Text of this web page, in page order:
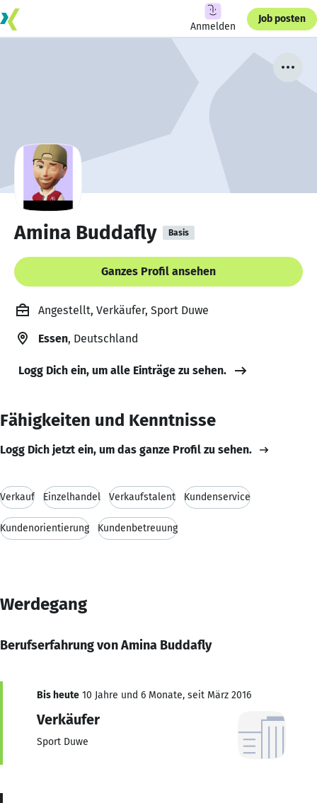
Anmelden
Job posten
Amina Buddafly Basis
Ganzes Profil ansehen
Angestellt, Verkäufer, Sport Duwe
Essen, Deutschland
Logg Dich ein, um alle Einträge zu sehen.
Fähigkeiten und Kenntnisse
Logg Dich jetzt ein, um das ganze Profil zu sehen.
Verkauf Einzelhandel Verkaufstalent Kundenservice
Kundenorientierung Kundenbetreuung
Werdegang
Berufserfahrung von Amina Buddafly
Bis heute 10 Jahre und 6 Monate, seit März 2016
Verkäufer
Sport Duwe